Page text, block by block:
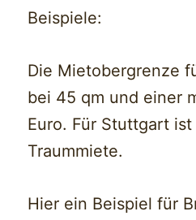
Beispiele:
Die Mietobergrenze
bei 45 qm und einer
Euro. Für Stuttgart
Traummiete.
Hier ein Beispiel für